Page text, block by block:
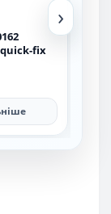
fix
›